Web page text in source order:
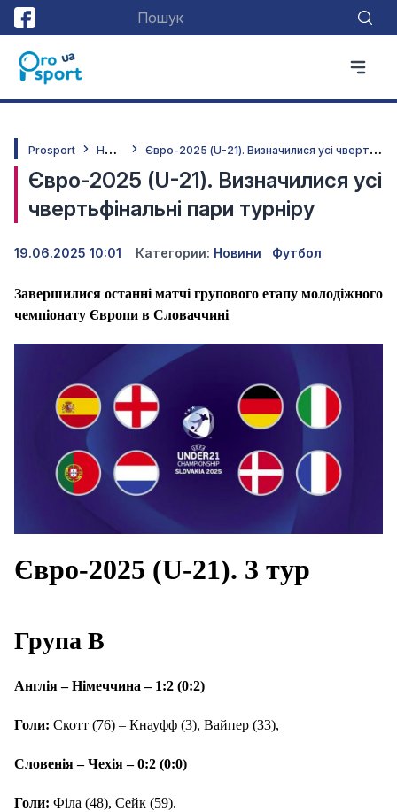
Prosport Н
овини Є
вро-2025 (U-21). Визначилися усі чвертьфінальні пари турніру
Євро-2025 (U-21). Визначилися усі
чвертьфінальні пари турніру
19.06.2025 10:01 Категории: Новини Футбол
Завершилися останні матчі групового етапу молодіжного
чемпіонату Європи в Словаччині
Євро-2025 (U-21). 3 тур
Група В
Англія – Німеччина – 1:2 (0:2)
Голи: Скотт (76) – Кнауфф (3), Вайпер (33),
Словенія – Чехія – 0:2 (0:0)
Голи: Філа (48), Сейк (59).